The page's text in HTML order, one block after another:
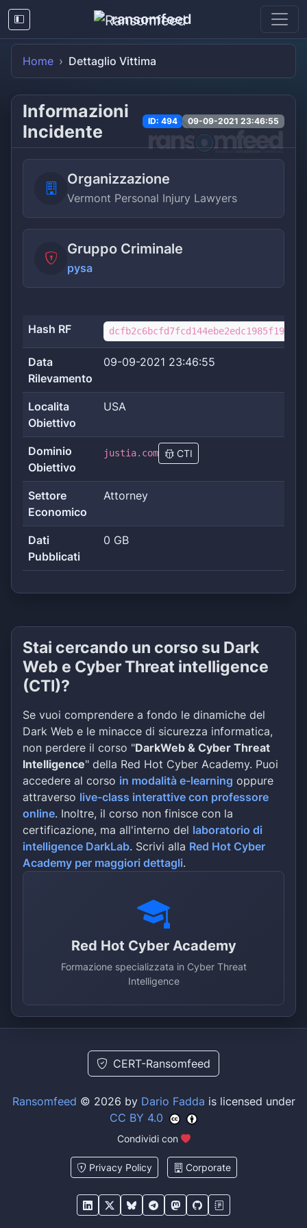
ransomfeed
Home Dettaglio Vittima
Informazioni
Incidente
ID: 494 09-09-2021 23:46:55
Organizzazione
Vermont Personal Injury Lawyers
Gruppo Criminale
pysa
Hash RF
Data
Rilevamento
09-09-2021 23:46:55
Localita
Obiettivo
USA
Dominio
Obiettivo
justia.com CTI
Settore
Economico
Attorney
Dati
Pubblicati
0 GB
Stai cercando un corso su Dark
Web e Cyber Threat intelligence
(CTI)?
Se vuoi comprendere a fondo le dinamiche del
Dark Web e le minacce di sicurezza informatica,
non perdere il corso "DarkWeb & Cyber Threat
Intelligence" della Red Hot Cyber Academy. Puoi
accedere al corso in modalità e-learning oppure
attraverso live-class interattive con professore
online. Inoltre, il corso non finisce con la
certificazione, ma all'interno del laboratorio di
intelligence DarkLab. Scrivi alla Red Hot Cyber
Academy per maggiori dettagli.
Red Hot Cyber Academy
Formazione specializzata in Cyber Threat
Intelligence
CERT-Ransomfeed
Ransomfeed © 2026 by Dario Fadda is licensed under
CC BY 4.0
Condividi con
Privacy Policy Corporate